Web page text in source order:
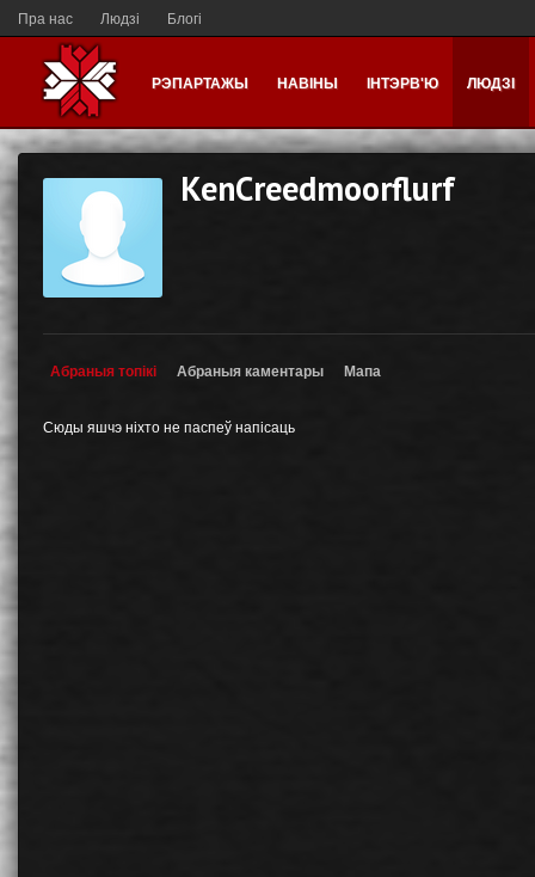
Пра нас Людзі Блогі
РЭПАРТАЖЫ НАВІНЫ ІНТЭРВ'Ю ЛЮДЗІ
KenCreedmoorflurf
Абраныя топікі Абраныя каментары Мапа
Сюды яшчэ ніхто не паспеў напісаць